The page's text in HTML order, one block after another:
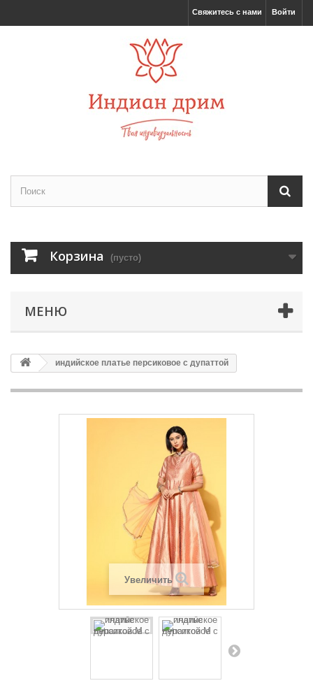
Войти
Свяжитесь с нами
Корзина (пусто)
МЕНЮ
индийское платье персиковое с дупаттой
Увеличить